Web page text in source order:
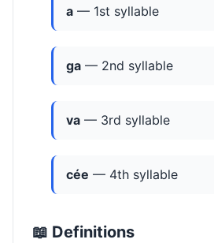
a — 1st syllable
ga — 2nd syllable
va — 3rd syllable
cée — 4th syllable
📖 Definitions